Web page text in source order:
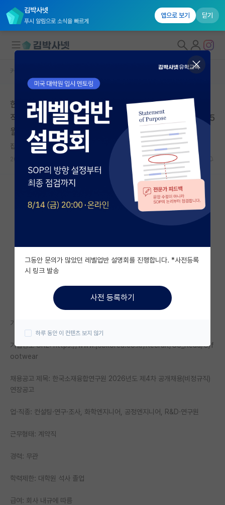
김박사넷
푸시 알림으로 소식을 빠르게
앱으로 보기 닫기
대학원생 모집
국내대학원 정보
연구실&오픈랩
커뮤니티
커뮤니티 홈
전체글보기
베스트 게시판
자유 게시판(아무개랩)
미국 유학 게시판
미국 대학원 합격 후기 게시판
대학원생 모집 게시판
연구실(PI) 홍보 게시판
임용 정보 게시판
학부 인턴 게시판
커뮤니티 홈
한국소재융합연구원 2026년도 제4차 공개채용(비정규
직) 연장공고 | 한국소재융합연구원 | 마감일: 2026년 05
월 30일
잡코리아
기업명: 한국소재융합연구원
기업정보 URL: https://www.jobkorea.co.kr/Recruit/Co_Read/C/f
ootwear
채용공고 제목: 한국소재융합연구원 2026년도 제4차 공개채용(비정규직)
연장공고
업·직종: 컨설팅·연구·조사, 화학엔지니어, 공정엔지니어, R&D·연구원
근무형태: 계약직
경력: 무관
학력제한: 대학원 석사 졸업
급여: 회사 내규에 따름
그동안 문의가 많았던 레벨업반 설명회를 진행합니다. *사전등록
시 링크 발송
사전 등록하기
하루 동안 이 컨텐츠 보지 않기